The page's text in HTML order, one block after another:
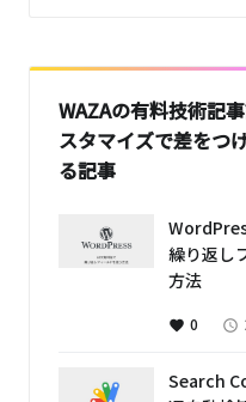
WAZAの有料技術記
スタマイズで差をつ
る記事
繰り返し
方法
favorite 0 access_time
Search